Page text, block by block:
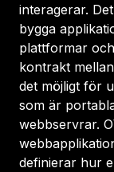
interagerar.
bygga
plattformar
kontrakt
det möjligt för
som är
webbservrar.
definierar hur